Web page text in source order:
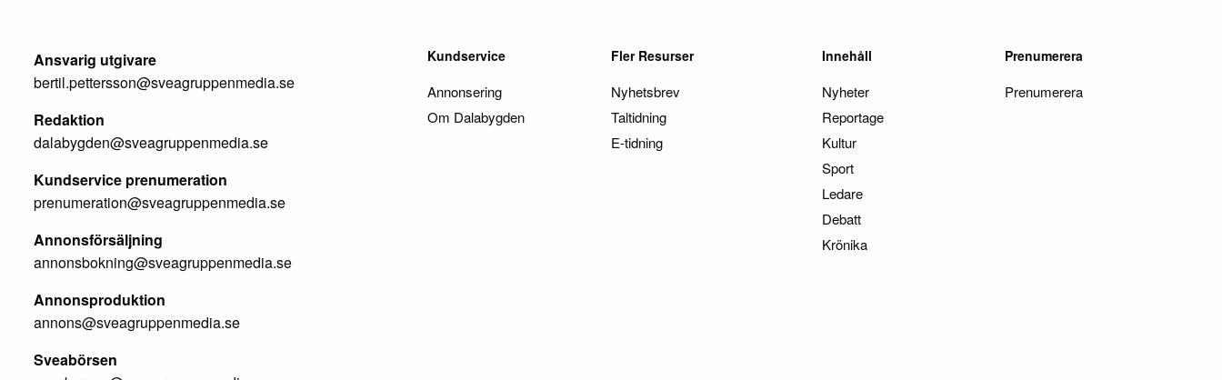
Ansvarig utgivare
bertil.pettersson@sveagruppenmedia.se
Redaktion
dalabygden@sveagruppenmedia.se
Kundservice prenumeration
prenumeration@sveagruppenmedia.se
Annonsförsäljning
annonsbokning@sveagruppenmedia.se
Annonsproduktion
annons@sveagruppenmedia.se
Sveabörsen
Kundservice
Annonsering
Om Dalabygden
Fler Resurser
Nyhetsbrev
Taltidning
E-tidning
Innehåll
Nyheter
Reportage
Kultur
Sport
Ledare
Debatt
Krönika
Prenumerera
Prenumerera